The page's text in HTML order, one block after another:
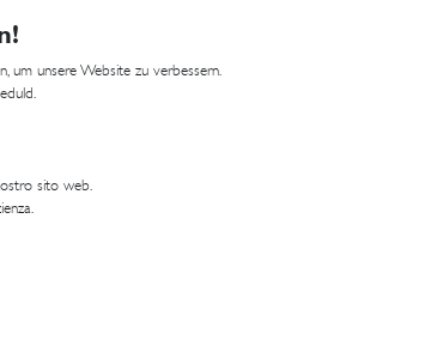
um unsere Website zu verbessern.
sito web.